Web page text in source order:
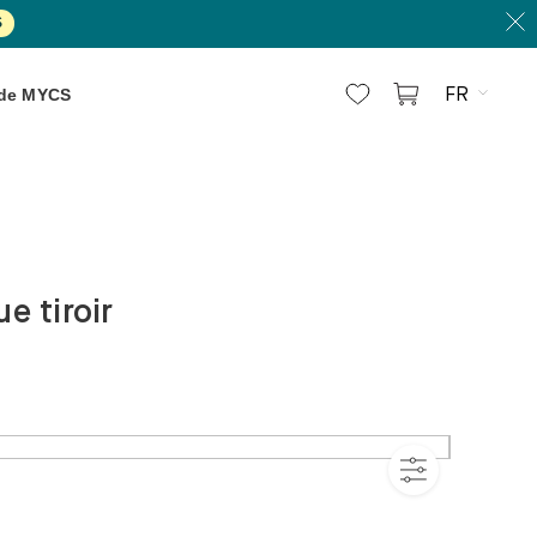
MYCS FR
tiroir